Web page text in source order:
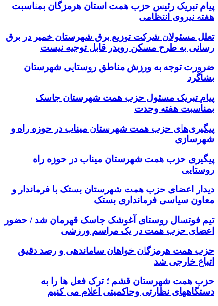
پیام تبریک رئیس حزب همت استان هرمزگان بمناسبت
هفته نیروی انتظامی
تعلل مسئولان شرکت توزیع برق شهرستان خمیر در برق
رسانی به طرح مسکن رویدر قابل توجیه نیست
ضرورت توجه به ورزش مناطق روستایی شهرستان
بشاگرد
پیام تبریک مسئول حزب همت شهرستان جاسک
بمناسبت هفته وحدت
پیگیری‌های حزب همت شهرستان میناب در حوزه راه و
شهرسازی
پیگیری حزب همت شهرستان میناب در حوزه راه
روستایی
دیدار اعضای حزب همت شهرستان بستک با فرماندار و
معاون سیاسی فرمانداری بستک
تیم فوتسال روستای آغوشک جاسک قهرمان شد / حضور
اعضای حزب همت در یک مراسم ورزشی
حزب همت هرمزگان خواهان ساماندهی و رصد دقیق
اتباع خارجی شد
حزب همت شهرستان قشم ؛ ترک فعل ها را به
دستگاههای نظارتی وحاکمیتی اعلام می کنیم